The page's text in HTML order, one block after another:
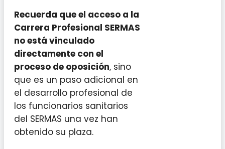
Recuerda que el acceso a la
Carrera Profesional SERMAS
no está vinculado
directamente con el
proceso de oposición, sino
que es un paso adicional en
el desarrollo profesional de
los funcionarios sanitarios
del SERMAS una vez han
obtenido su plaza.